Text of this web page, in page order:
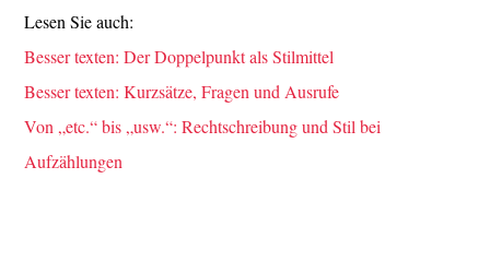
Lesen Sie auch:
Besser texten: Der Doppelpunkt als Stilmittel
Besser texten: Kurzsätze, Fragen und Ausrufe
Von „etc.“ bis „usw.“: Rechtschreibung und Stil bei
Aufzählungen